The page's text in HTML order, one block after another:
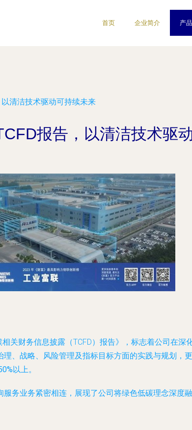
首页 企业简介 产
清洁技术驱动可持续未来
报告，以清洁技术驱
关财务信息披露（TCFD）报告》，标志着公司在深
、战略、风险管理及指标目标方面的实践与规划，
以上。
服务业务紧密相连，展现了公司将绿色低碳理念深度